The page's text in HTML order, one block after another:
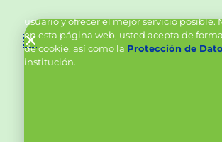
usuario y ofrecer el mejor servicio posible.
en esta página web, usted acepta de
de cookie, así como la Protección de
institución.